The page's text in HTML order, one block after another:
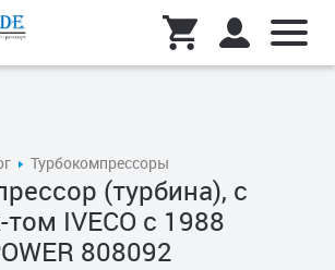
Турбокомпрессоры
(турбина), с
том IVECO с 1988
808092